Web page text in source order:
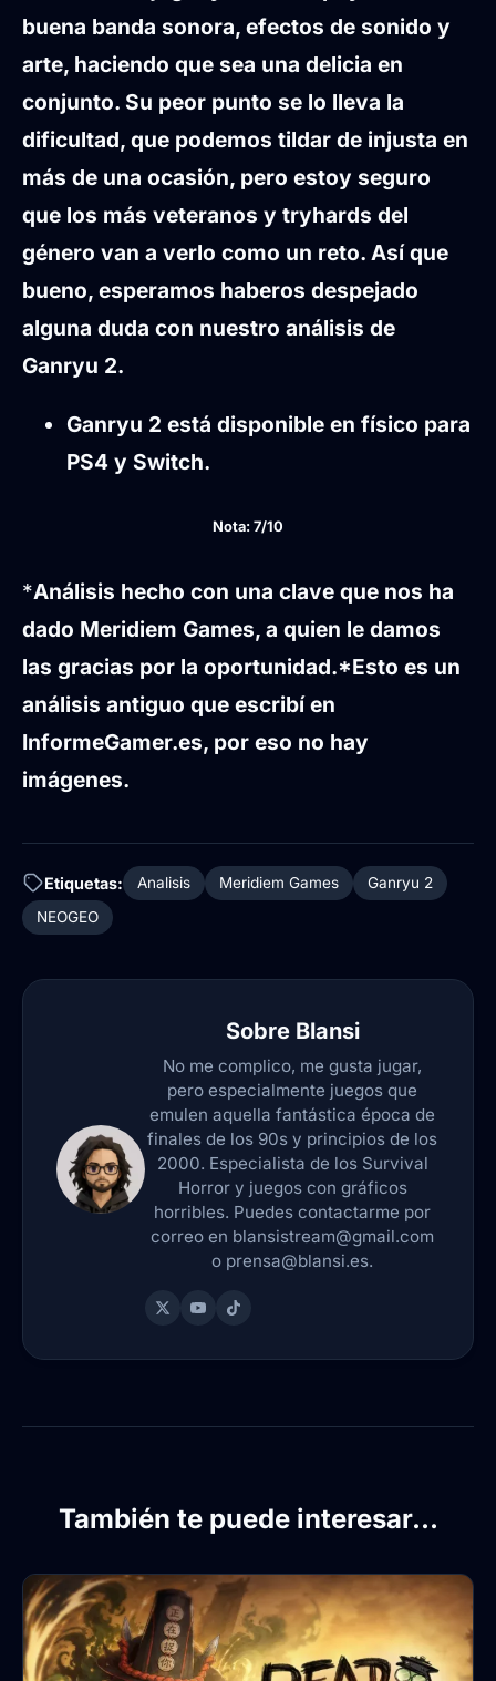
buena banda sonora, efectos de sonido y
arte, haciendo que sea una delicia en
conjunto. Su peor punto se lo lleva la
dificultad, que podemos tildar de injusta en
más de una ocasión, pero estoy seguro
que los más veteranos y tryhards del
género van a verlo como un reto. Así que
bueno, esperamos haberos despejado
alguna duda con nuestro análisis de
Ganryu 2.
Ganryu 2 está disponible en físico para
PS4 y Switch.
Nota: 7/10
*Análisis hecho con una clave que nos ha
dado Meridiem Games, a quien le damos
las gracias por la oportunidad.*Esto es un
análisis antiguo que escribí en
InformeGamer.es, por eso no hay
imágenes.
Etiquetas: Analisis Meridiem Games
Ganryu 2
NEOGEO
Sobre Blansi
No me complico, me gusta jugar,
pero especialmente juegos que
emulen aquella fantástica época de
finales de los 90s y principios de los
2000. Especialista de los Survival
Horror y juegos con gráficos
horribles. Puedes contactarme por
correo en blansistream@gmail.com
o prensa@blansi.es.
También te puede interesar...